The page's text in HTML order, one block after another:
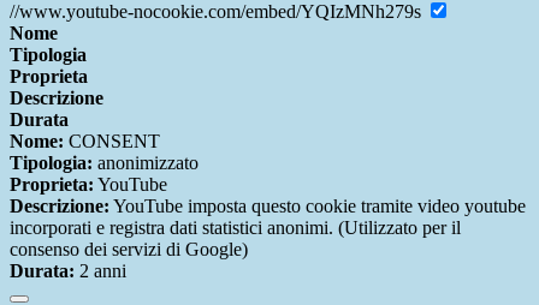
//www.youtube-nocookie.com/embed/YQIzMNh279s
Nome
Tipologia
Proprieta
Descrizione
Durata
Nome: CONSENT
Tipologia: anonimizzato
Proprieta: YouTube
Descrizione: YouTube imposta questo cookie tramite video youtube
incorporati e registra dati statistici anonimi. (Utilizzato per il
consenso dei servizi di Google)
Durata: 2 anni